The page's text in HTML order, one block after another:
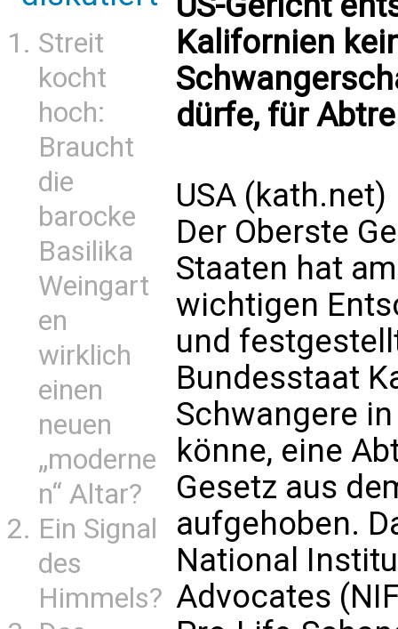
Streit
kocht
hoch:
Braucht
die
barocke
Basilika
Weingart
en
wirklich
einen
neuen
„moderne
n“ Altar?
Ein Signal
des
Himmels?
Kalifornien
dürfe, für
USA (kath.net)
Der Oberste
Staaten hat
wichtigen
und
Bundesstaat
Schwangere
könne, eine
Gesetz aus
aufgehoben.
National
Advocates